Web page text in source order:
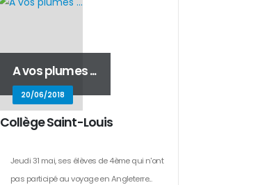
A vos plumes ...
20/06/2018
Collège Saint-Louis
Jeudi 31 mai, ses élèves de 4ème qui n'ont
pas participé au voyage en Angleterre...